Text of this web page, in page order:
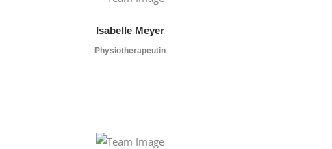
Isabelle Meyer
Physiotherapeutin